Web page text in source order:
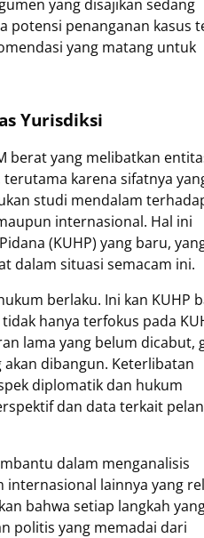
yang disajikan sedang
potensi penanganan kasus
yang matang untuk
Yurisdiksi
berat yang melibatkan
karena sifatnya
studi mendalam
internasional. Hal ini
(KUHP) yang baru,
dalam situasi semacam ini.
berlaku. Ini kan KUHP
hanya terfokus pada
lama yang belum dicabut,
dibangun. Keterlibatan
diplomatik dan hukum
dan data terkait
dalam menganalisis
lainnya yang
bahwa setiap langkah
politis yang memadai dari